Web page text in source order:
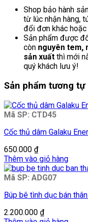
Shop bảo hành
từ lúc nhận hàng,
đổi đơn khác
Sản phẩm được
còn nguyên tem,
sản xuất thì mới
quý khách lưu ý!
Sản phẩm tương tự
Mã SP: CTD45
Cốc thủ dâm Galaku
650.000 ₫
Thêm vào giỏ hàng
Mã SP: ADG07
Búp bê tình dục bán
2.200.000 ₫